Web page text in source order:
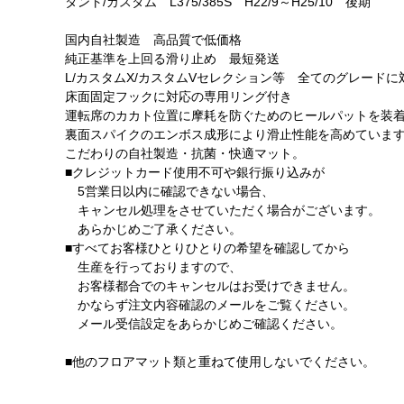
国内自社製造 高品質で低価格
純正基準を上回る滑り止め 最短発送
L/カスタムX/カスタムVセレクション等 全てのグレードに
床面固定フックに対応の専用リング付き
運転席のカカト位置に摩耗を防ぐためのヒールパットを装着
裏面スパイクのエンボス成形により滑止性能を高めています
こだわりの自社製造・抗菌・快適マット。
■クレジットカード使用不可や銀行振り込みが
5営業日以内に確認できない場合、
キャンセル処理をさせていただく場合がございます。
あらかじめご了承ください。
■すべてお客様ひとりひとりの希望を確認してから
生産を行っておりますので、
お客様都合でのキャンセルはお受けできません。
かならず注文内容確認のメールをご覧ください。
メール受信設定をあらかじめご確認ください。
■他のフロアマット類と重ねて使用しないでください。